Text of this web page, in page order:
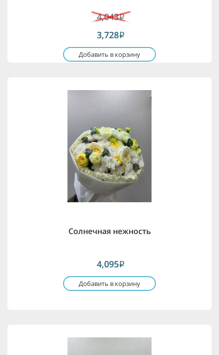
4,043i
3,728i
Добавить в корзину
Солнечная нежность
4,095i
Добавить в корзину